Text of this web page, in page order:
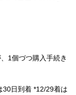
1個づつ購入手続き
30日到着 *12/29着は